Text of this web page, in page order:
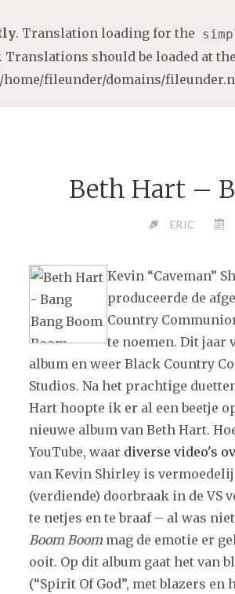
. Translation loading for the
should be loaded at the
/home/fileunder/domains/
Beth Hart –
ERIC
Kevin “Caveman”
produceerde de
Country
te noemen. Dit jaar
album en weer Black Country
Studios. Na het prachtige
Hart hoopte ik er al een beetje
nieuwe album van Beth Hart.
YouTube, waar diverse video's
van Kevin Shirley is
(verdiende) doorbraak in de VS
te netjes en te braaf – al was
Boom Boommag de emotie er
ooit. Op dit album gaat het van
(“Spirit Of God”, met blazers